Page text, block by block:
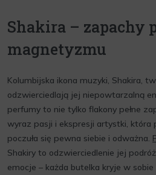
Shakira – zapachy
magnetyzmu
Kolumbijska ikona muzyki, Shakira,
odzwierciedlają jej niepowtarzalną
perfumy to nie tylko flakony pełne
wyraz pasji i ekspresji artystki, która
poczuła się pewna siebie i odważna.
Shakiry to odzwierciedlenie jej
emocje – każda butelka kryje w